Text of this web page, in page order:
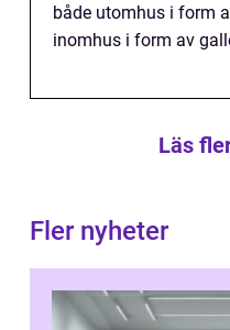
både utomhus i form
inomhus i form av
Läs
Fler nyheter